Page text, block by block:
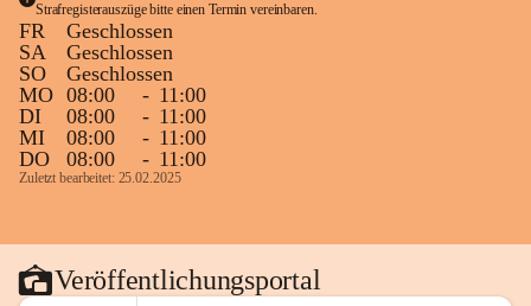
Strafregisterauszüge bitte einen Termin vereinbaren.
FR
Geschlossen
SA
Geschlossen
SO
Geschlossen
MO 08:00 - 11:00
DI
08:00 - 11:00
MI
08:00 - 11:00
DO
08:00 - 11:00
Zuletzt bearbeitet: 25.02.2025
Veröffentlichungsportal